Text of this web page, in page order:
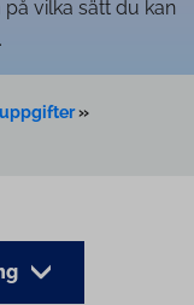
vilka sätt du kan
»